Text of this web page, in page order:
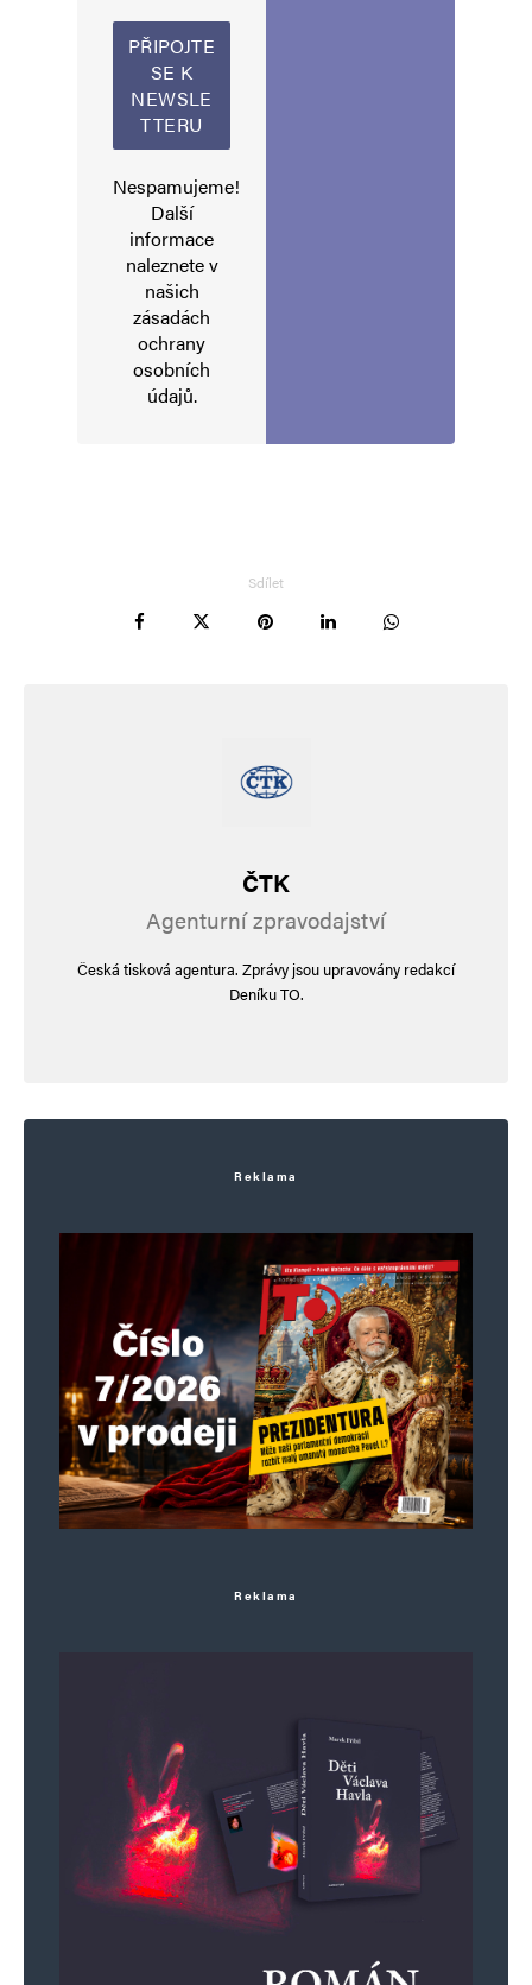
Alternative:
Nespamujeme!
Další
informace
naleznete v
našich
zásadách
ochrany
osobních
údajů.
Sdílet
ČTK
Agenturní zpravodajství
Česká tisková agentura. Zprávy jsou upravovány redakcí
Deníku TO.
Reklama
Reklama